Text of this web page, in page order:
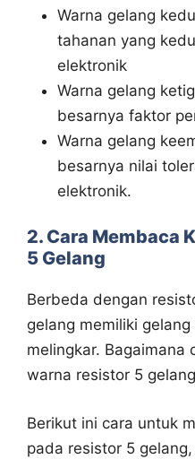
Warna gelang
tahanan yang
elektronik
Warna gelang
besarnya faktor
Warna gelang
besarnya nilai
elektronik.
2. Cara Membaca
5 Gelang
Berbeda dengan
gelang memiliki
melingkar. Bagaimana
warna resistor 5
Berikut ini cara untuk
pada resistor 5